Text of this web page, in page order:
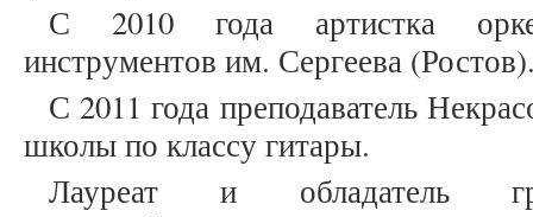
С 2010 года артистка
инструментов им. Сергеева
С 2011 года преподаватель
школы по классу гитары.
Лауреат и обладатель